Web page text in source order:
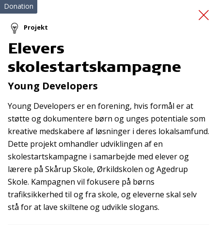
Weekend Danhostel
Kalundborg
Donation
Projekt
Elevers
skolestartskampagne
Young Developers
Young Developers er en forening, hvis formål er at
støtte og dokumentere børn og unges potentiale som
kreative medskabere af løsninger i deres lokalsamfund.
Dette projekt omhandler udviklingen af en
skolestartskampagne i samarbejde med elever og
lærere på Skårup Skole, Ørkildskolen og Agedrup
Skole. Kampagnen vil fokusere på børns
trafiksikkerhed til og fra skole, og eleverne skal selv
stå for at lave skiltene og udvikle slogans.
Tilmeld nyhedsbrev
De seneste nyheder om TrygFondens og TryghedsGruppens
aktiviteter direkte i din indbakke.